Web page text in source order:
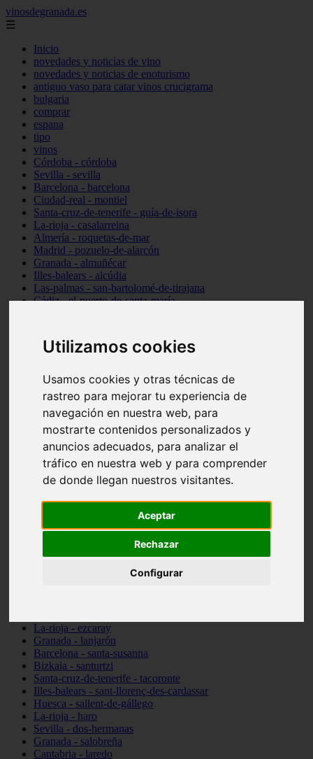
Utilizamos cookies
Usamos cookies y otras técnicas de
rastreo para mejorar tu experiencia de
navegación en nuestra web, para
mostrarte contenidos personalizados y
anuncios adecuados, para analizar el
tráfico en nuestra web y para comprender
de donde llegan nuestros visitantes.
Aceptar
Rechazar
Configurar
vinosdegranada.es
☰
Inicio
novedades y noticias de vino
novedades y noticias de enoturismo
antiguo vaso para catar vinos crucigrama
bulgaria
comprar
espana
tipo
vinos
Córdoba - córdoba
Sevilla - sevilla
Barcelona - barcelona
Ciudad-real - montiel
Santa-cruz-de-tenerife - guía-de-isora
La-rioja - casalarreina
Almería - roquetas-de-mar
Madrid - pozuelo-de-alarcón
Granada - almuñécar
Illes-balears - alcúdia
Las-palmas - san-bartolomé-de-tirajana
Cádiz - el-puerto-de-santa-maría
Santa-cruz-de-tenerife - los-llanos-de-aridane
Cantabria - suances
Granada - monachil
Huesca - isábena
Huesca - alquézar
Huesca - castejón-de-sos
Sevilla - marinaleda
Córdoba - almedinilla
Navarra - zangoza
Cantabria - arenas-de-iguña
Barcelona - la-pobla-de-lillet
Las-palmas - yaiza
Valladolid - fuensaldaña
La-rioja - ezcaray
Granada - lanjarón
Barcelona - santa-susanna
Bizkaia - santurtzi
Santa-cruz-de-tenerife - tacoronte
Illes-balears - sant-llorenç-des-cardassar
Huesca - sallent-de-gállego
La-rioja - haro
Sevilla - dos-hermanas
Granada - salobreña
Cantabria - laredo